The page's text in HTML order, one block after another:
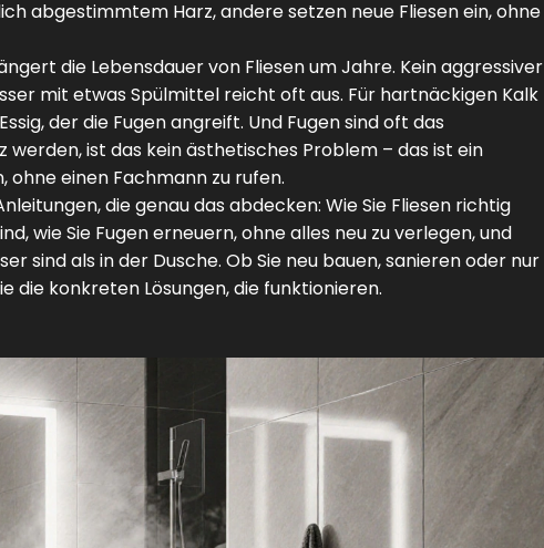
abgestimmtem Harz, andere setzen neue Fliesen ein, ohne
die Lebensdauer von Fliesen um Jahre. Kein aggressiver
mit etwas Spülmittel reicht oft aus. Für hartnäckigen Kalk
der die Fugen angreift. Und Fugen sind oft das
ist das kein ästhetisches Problem – das ist ein
ohne einen Fachmann zu rufen.
die genau das abdecken: Wie Sie Fliesen richtig
wie Sie Fugen erneuern, ohne alles neu zu verlegen, und
sind als in der Dusche. Ob Sie neu bauen, sanieren oder nur
die konkreten Lösungen, die funktionieren.